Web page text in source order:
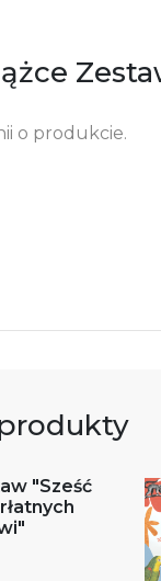
o produkcie.
"Sześć